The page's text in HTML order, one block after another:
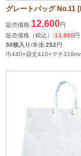
グレートバッグ No.11
販売価格:12,600円
販売価格（税込）:13,860円
50枚入り/単価:252円
巾440×袋丈410×マチ